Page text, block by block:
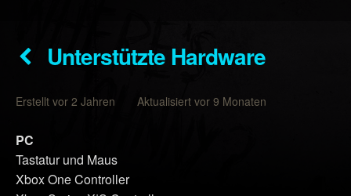
Unterstützte Hardware
Erstellt vor 2 Jahren Aktualisiert vor 9 Monaten
PC
Tastatur und Maus
Xbox One Controller